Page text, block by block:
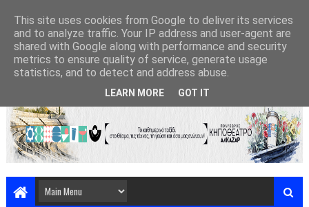
This site uses cookies from Google to deliver its services
and to analyze traffic. Your IP address and user-agent are
shared with Google along with performance and security
metrics to ensure quality of service, generate usage
statistics, and to detect and address abuse.
LEARN MORE GOT IT